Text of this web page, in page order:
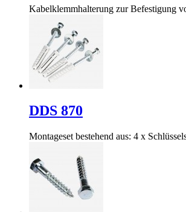
Kabelklemmhalterung zur Befestigung
DDS 870
Montageset bestehend aus: 4 x